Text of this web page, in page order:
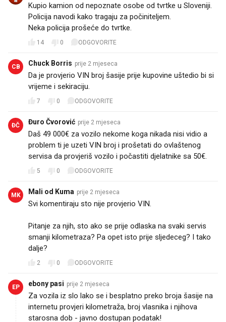
Kupio kamion od nepoznate osobe od tvrtke u Sloveniji.
Policija navodi kako tragaju za počiniteljem.
Neka policija prošeće do tvrtke.
14 0 ODGOVORITE
CB Chuck Borris prije 2 mjeseca
Da je provjerio VIN broj šasije prije kupovine uštedio bi si
vrijeme i sekiraciju.
7 0 ODGOVORITE
ĐČ Đuro Čvorović prije 2 mjeseca
Daš 49 000€ za vozilo nekome koga nikada nisi vidio a
problem ti je uzeti VIN broj i prošetati do ovlaštenog
servisa da provjeriš vozilo i počastiti djelatnike sa 50€.
5 0 ODGOVORITE
MK Mali od Kuma prije 2 mjeseca
Svi komentiraju sto nije provjerio VIN.
Pitanje za njih, sto ako se prije odlaska na svaki servis
smanji kilometraza? Pa opet isto prije sljedeceg? I tako
dalje?
2 0 ODGOVORITE
EP ebony pasi prije 2 mjeseca
Za vozila iz slo lako se i besplatno preko broja šasije na
internetu provjeri kilometraža, broj vlasnika i njihova
starosna dob - javno dostupan podatak!